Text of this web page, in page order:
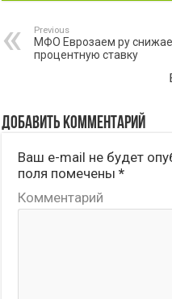
Previous
МФО Еврозаем ру
процентную ставку
Добавить комментарий
Ваш e-mail не будет
поля помечены*
Комментарий